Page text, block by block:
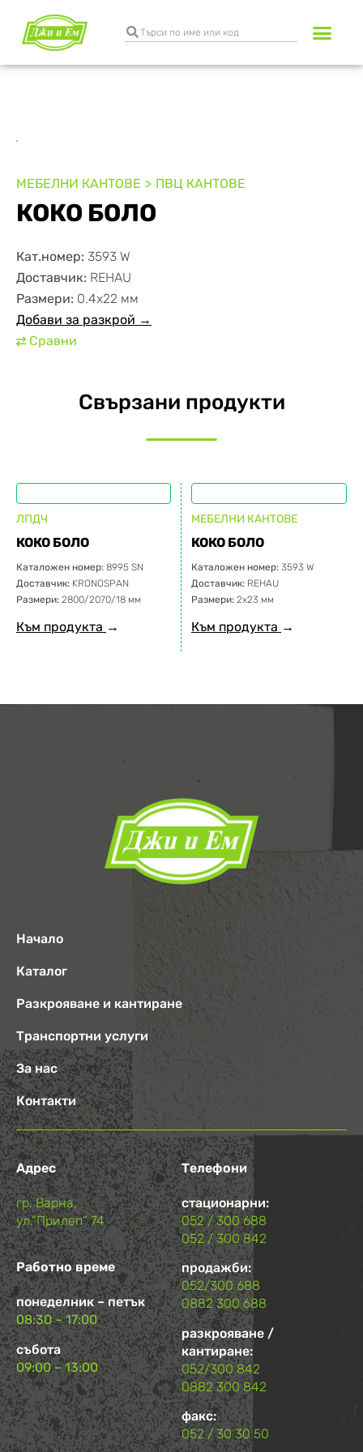
МЕБЕЛНИ КАНТОВЕ ПВЦ КАНТОВЕ
КОКО БОЛО
Кат.номер: 3593 W
Доставчик: REHAU
Размери: 0.4х22 мм
Добави за разкрой →
⇄ Сравни
Свързани продукти
ЛПДЧ
КОКО БОЛО
Каталожен номер: 8995 SN
Доставчик: KRONOSPAN
Размери: 2800/2070/18 мм
Към продукта →
МЕБЕЛНИ КАНТОВЕ
КОКО БОЛО
Каталожен номер: 3593 W
Доставчик: REHAU
Размери: 2х23 мм
Към продукта →
Начало
Каталог
Разкрояване и кантиране
Транспортни услуги
За нас
Контакти
Адрес
гр. Варна,
ул.“Прилеп“ 74
Работно време
понеделник – петък
08:30 – 17:00
събота
09:00 – 13:00
Телефони
стационарни:
052 / 300 688
052 / 300 842
продажби:
052/300 688
0882 300 688
разкрояване /
кантиране:
052/300 842
0882 300 842
факс:
052 / 30 30 50